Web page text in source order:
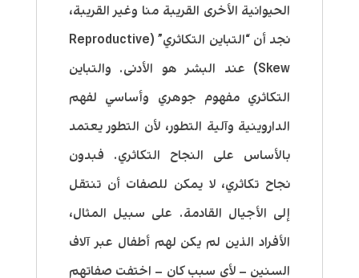
الحيوانية الأخرى القريبة منا وغير القريبة،
نجد أن “التباين التكاثري” (Reproductive
Skew) عند البشر هو الأدنى. والتباين
التكاثري مفهوم جوهري وأساسي لفهم
الداروينية وآلية التطور، لأن التطور يعتمد
بالأساس على النجاح التكاثري. فبدون
نجاح تكاثري، لا يمكن للصفات أن تنتقل
إلى الأجيال القادمة. على سبيل المثال،
الأفراد الذين لم يكن لهم أطفال عبر آلاف
السنين – لأي سبب كان – اختفت صفاتهم